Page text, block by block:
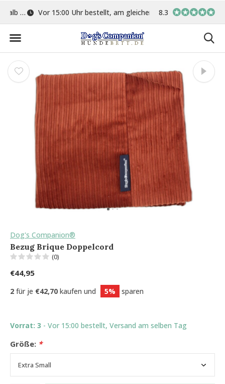
Vor 15:00 Uhr bestellt, am gleichen Tag versand In eigener
8.3
Dog's Companion®
Bezug Brique Doppelcord
(0)
€44,95
2 für je €42,70 kaufen und 5% sparen
Vorrat: 3 - Vor 15:00 bestellt, Versand am selben Tag
Größe: *